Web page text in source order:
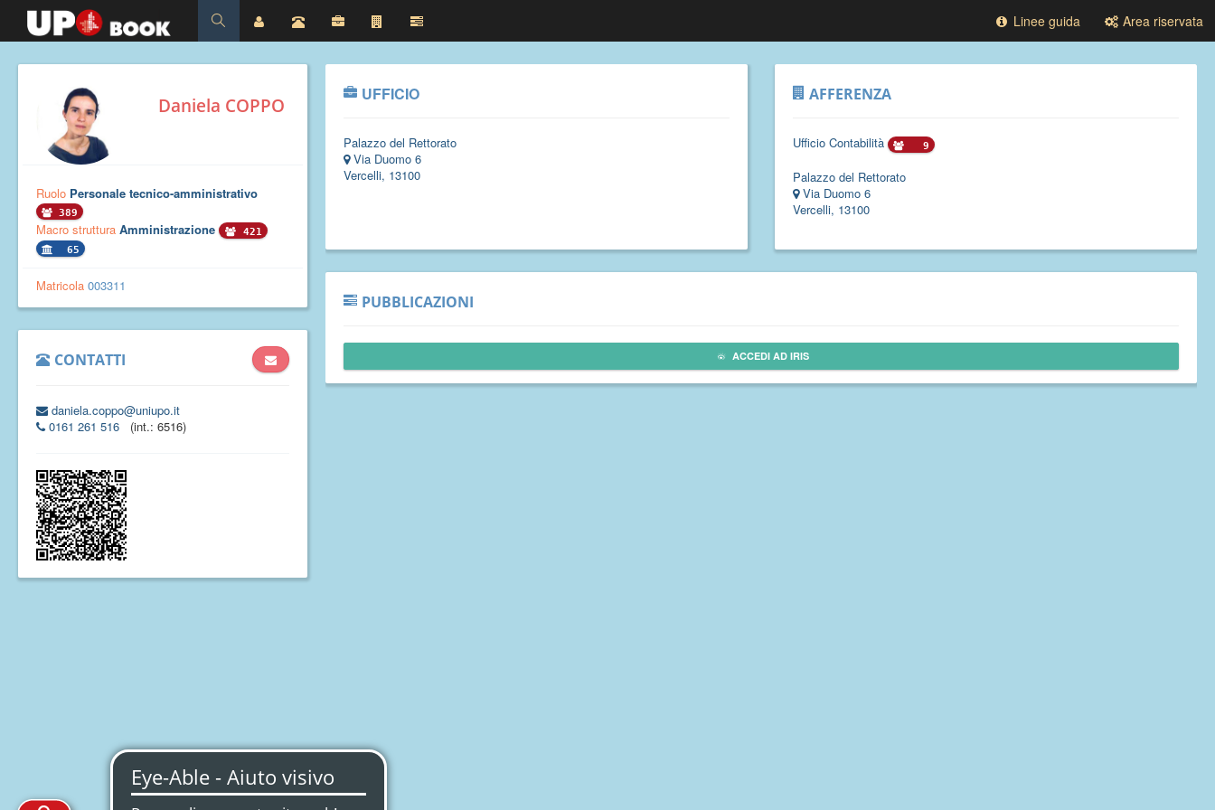
Linee guida Area riservata
Daniela COPPO
Ruolo Personale tecnico-amministrativo
389
Macro struttura Amministrazione
421
65
Matricola 003311
CONTATTI
daniela.coppo@uniupo.it
0161 261 516
(int.: 6516)
UFFICIO
Palazzo del Rettorato
Via Duomo 6
Vercelli, 13100
AFFERENZA
Ufficio Contabilità 9
Palazzo del Rettorato
Via Duomo 6
Vercelli, 13100
PUBBLICAZIONI
ACCEDI AD IRIS